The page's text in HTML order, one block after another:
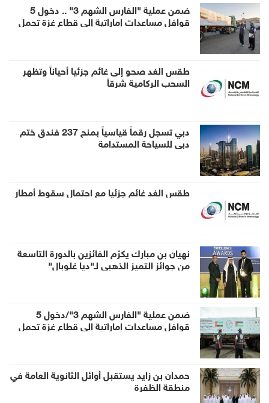
ضمن عملية "الفارس الشهم 3" .. دخول 5
قوافل مساعدات إماراتية إلى قطاع غزة تحمل
طقس الغد صحو إلى غائم جزئيا أحياناً وتظهر
السحب الركامية شرقاً
دبي تسجل رقماً قياسياً بمنح 237 فندق ختم
دبي للسياحة المستدامة
طقس الغد غائم جزئيا مع احتمال سقوط أمطار
نهيان بن مبارك يكرّم الفائزين بالدورة التاسعة
من جوائز التميز الذهبي لـ"ديا غلوبال"
ضمن عملية "الفارس الشهم 3"/دخول 5
قوافل مساعدات إماراتية إلى قطاع غزة تحمل
حمدان بن زايد يستقبل أوائل الثانوية العامة في
منطقة الظفرة